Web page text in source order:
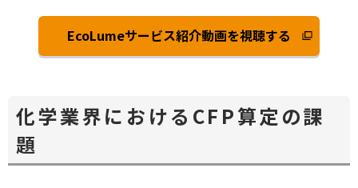
EcoLumeサービス紹介動画を視聴する 別
ウ
ド
で
化学業界におけるCFP算定の課
題